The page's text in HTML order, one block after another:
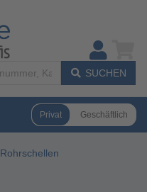
SUCHEN
Privat Geschäftlich
Rohrschellen